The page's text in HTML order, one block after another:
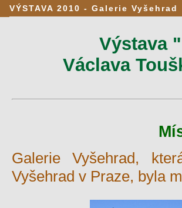
VÝSTAVA 2010 - Galerie Vyšehrad
Výstava
Václava
Galerie Vyšehrad,
Vyšehrad v Praze, byla